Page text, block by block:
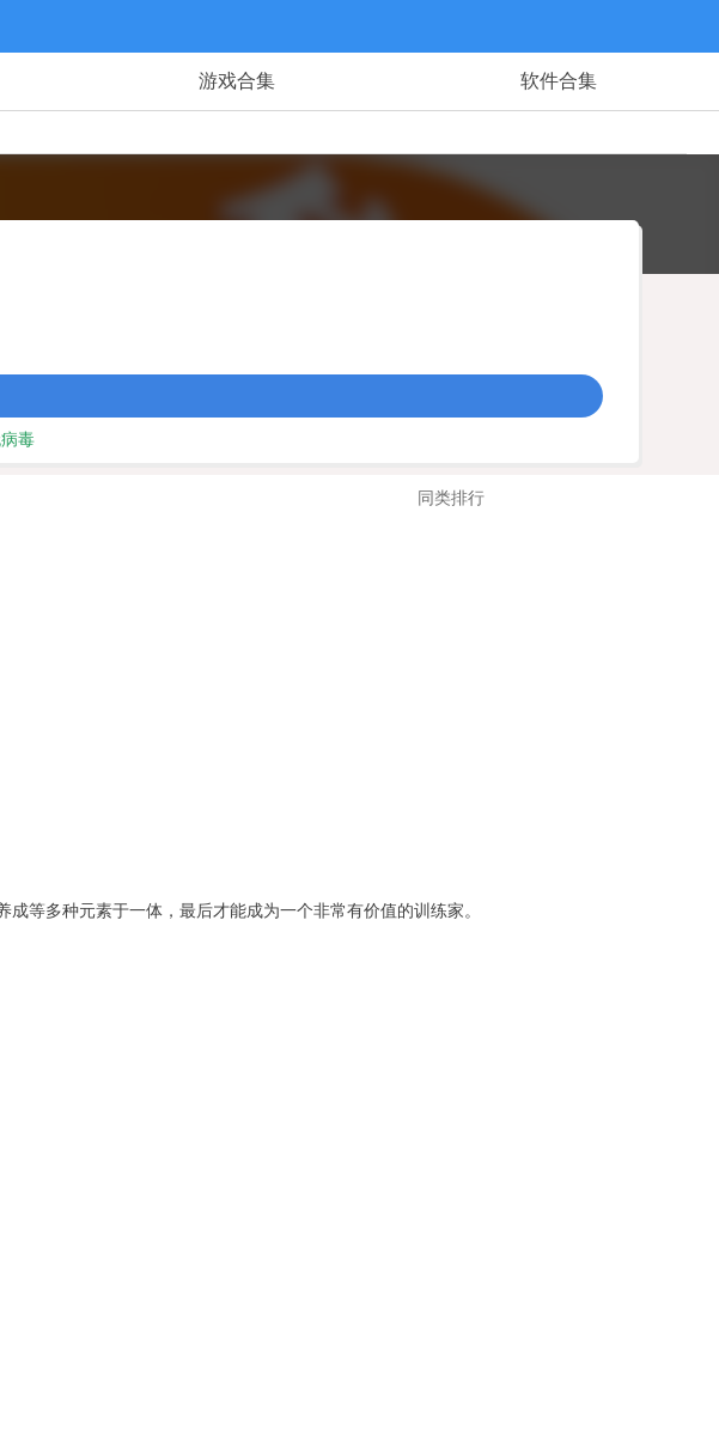
游戏合集 软件合集
毒
同类排行
等多种元素于一体，最后才能成为一个非常有价值的训练家。